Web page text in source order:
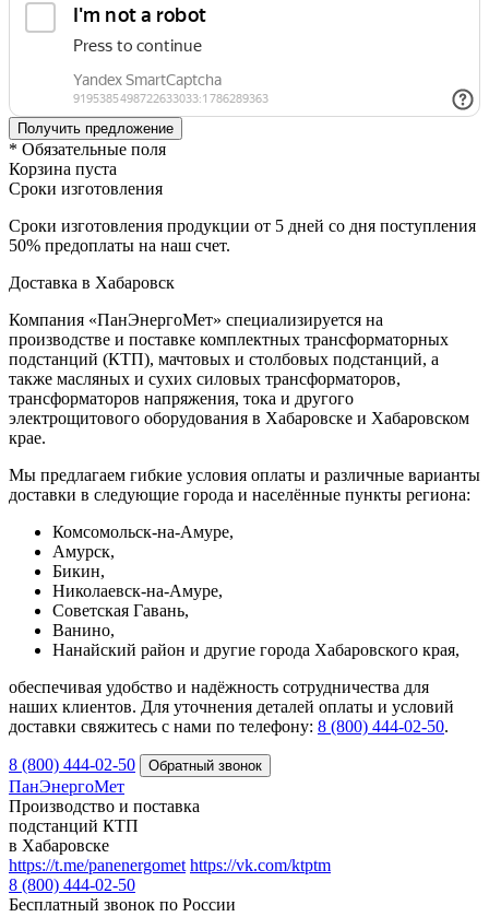
* Обязательные поля
Корзина пуста
Сроки изготовления
Сроки изготовления продукции от 5 дней со дня поступления
50% предоплаты на наш счет.
Доставка в Хабаровск
Компания «ПанЭнергоМет» специализируется на
производстве и поставке комплектных трансформаторных
подстанций (КТП), мачтовых и столбовых подстанций, а
также масляных и сухих силовых трансформаторов,
трансформаторов напряжения, тока и другого
электрощитового оборудования в Хабаровске и Хабаровском
крае.
Мы предлагаем гибкие условия оплаты и различные варианты
доставки в следующие города и населённые пункты региона:
Комсомольск-на-Амуре,
Амурск,
Бикин,
Николаевск-на-Амуре,
Советская Гавань,
Ванино,
Нанайский район и другие города Хабаровского края,
обеспечивая удобство и надёжность сотрудничества для
наших клиентов. Для уточнения деталей оплаты и условий
доставки свяжитесь с нами по телефону: 8 (800) 444‑02‑50.
8 (800) 444-02-50
ПанЭнергоМет
Производство и поставка
подстанций КТП
в Хабаровске
https://t.me/panenergomet https://vk.com/ktptm
8 (800) 444-02-50
Бесплатный звонок по России